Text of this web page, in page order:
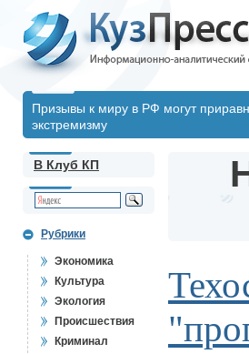
Призывы к миру в РФ могут
экстремизму
В Клуб КП
Рубрики
Экономика
Культура
Экология
Происшествия
Криминал